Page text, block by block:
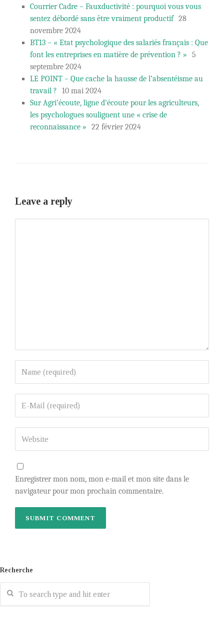
Courrier Cadre – Fauxductivité : pourquoi vous vous
sentez débordé sans être vraiment productif 28
novembre 2024
BT13 – « Etat psychologique des salariés français : Que
font les entreprises en matière de prévention ? »
5
septembre 2024
LE POINT – Que cache la hausse de l’absentéisme au
travail ?
10 mai 2024
Sur Agri’écoute, ligne d’écoute pour les agriculteurs,
les psychologues soulignent une « crise de
reconnaissance »
22 février 2024
Leave a reply
Enregistrer mon nom, mon e-mail et mon site dans le
navigateur pour mon prochain commentaire.
Recherche